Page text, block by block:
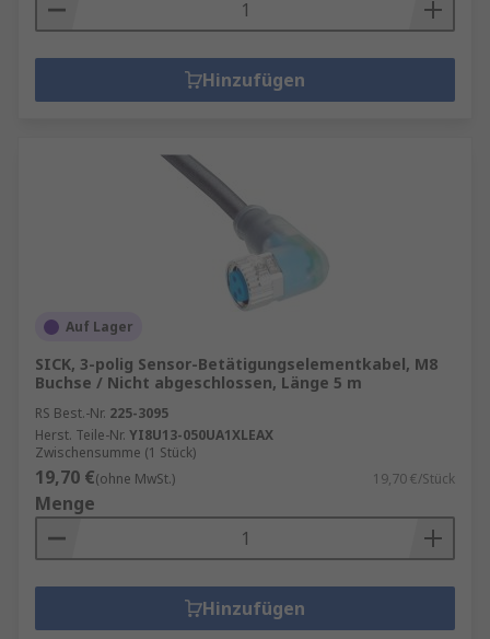
Hinzufügen
Auf Lager
SICK, 3-polig Sensor-Betätigungselementkabel, M8
Buchse / Nicht abgeschlossen, Länge 5 m
RS Best.-Nr. 225-3095
Herst. Teile-Nr. YI8U13-050UA1XLEAX
Zwischensumme (1 Stück)
19,70 €(ohne MwSt.) 19,70 €/Stück
Menge
Hinzufügen